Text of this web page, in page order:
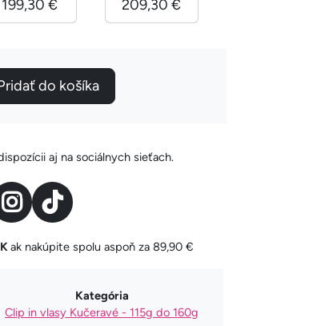
199,30 €
209,30 €
do košíka
aj na sociálnych sieťach.
ak nakúpite spolu aspoň za 89,90 €
Kategória
Clip in vlasy Kučeravé - 115g do 160g